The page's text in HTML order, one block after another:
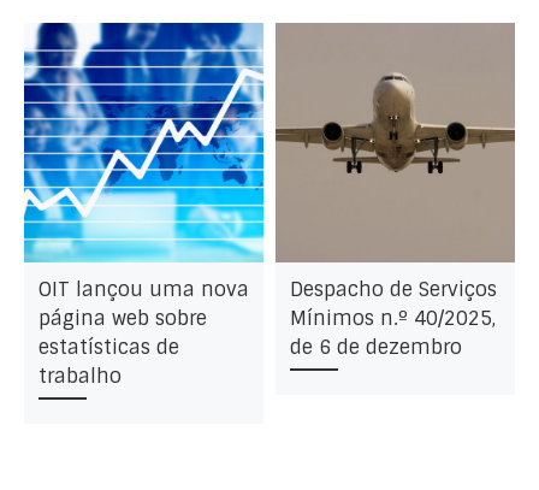
OIT lançou uma nova
página web sobre
estatísticas de
trabalho
Despacho de Serviços
Mínimos n.º 40/2025,
de 6 de dezembro